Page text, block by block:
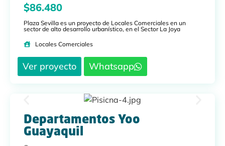
$86.480
Plaza Sevilla es un proyecto de Locales Comerciales en un
sector de alto desarrollo urbanístico, en el Sector La Joya
Locales Comerciales
Ver proyecto Whatsapp
Departamentos Yoo
Guayaquil